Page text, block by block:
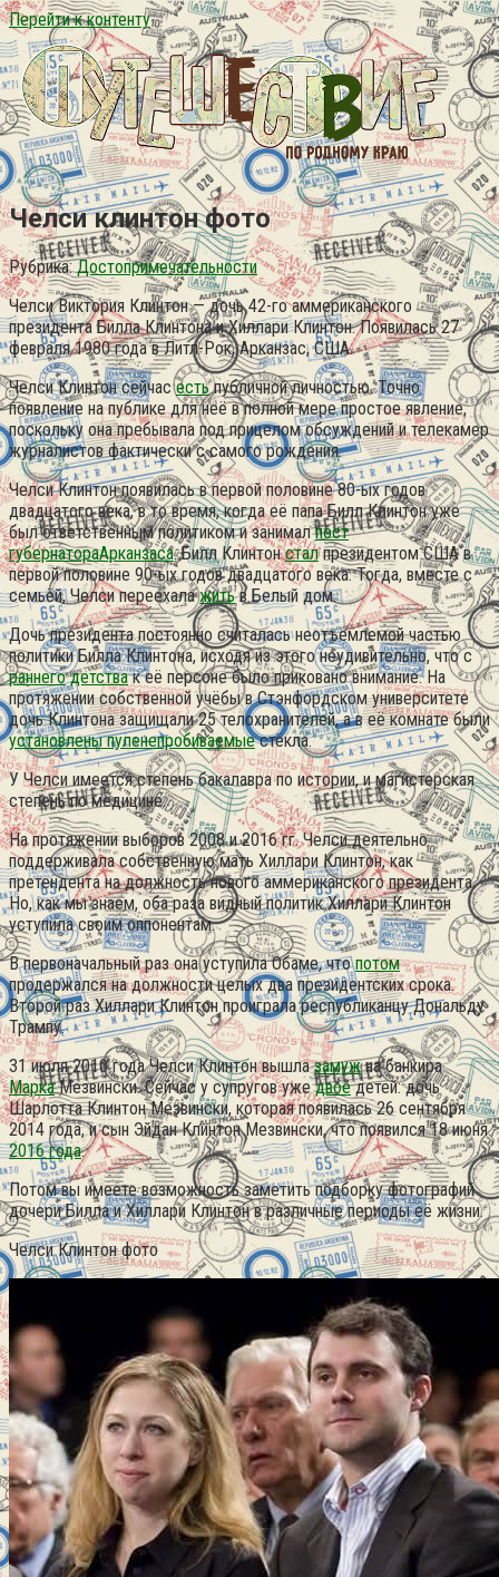
Перейти к контенту
Челси клинтон фото
Рубрика: Достопримечательности
Челси Виктория Клинтон — дочь 42-го аммериканского
президента Билла Клинтона и Хиллари Клинтон. Появилась 27
февраля 1980 года в Литл-Рок, Арканзас, США.
Челси Клинтон сейчасестьпубличной личностью. Точно
появление на публике для неё в полной мере простое явление,
поскольку она пребывала под прицелом обсуждений и телекамер
журналистов фактически с самого рождения.
Челси Клинтон появилась в первой половине 80-ых годов
двадцатого века, в то время, когда её папа Билл Клинтон уже
был ответственным политиком и занималпост
губернатораАрканзаса.Билл Клинтонсталпрезидентом США в
первой половине 90-ых годов двадцатого века. Тогда, вместе с
семьёй, Челси переехалажитьв Белый дом.
Дочь президента постоянно считалась неотъемлемой частью
политики Билла Клинтона, исходя из этого неудивительно, что с
раннего детствак её персоне было приковано внимание. На
протяжении собственной учёбы в Стэнфордском университете
дочь Клинтона защищали 25 телохранителей, а в её комнате были
установлены пуленепробиваемыестёкла.
У Челси имеется степень бакалавра по истории, и магистерская
степень по медицине.
На протяжении выборов 2008 и 2016 гг. Челси деятельно
поддерживала собственную мать Хиллари Клинтон, как
претендента на должность нового аммериканского президента.
Но, как мы знаем, оба раза видный политик Хиллари Клинтон
уступила своим оппонентам.
В первоначальный раз она уступила Обаме, чтопотом
продержался на должности целых два президентских срока.
Второй раз Хиллари Клинтон проиграла республиканцу Дональду
Трампу.
31 июля 2010 года Челси Клинтон вышлазамужна банкира
МаркаМезвински. Сейчас у супругов ужедвоедетей: дочь
Шарлотта Клинтон Мезвински, которая появилась 26 сентября
2014 года, и сын Эйдан Клинтон Мезвински, что появился 18 июня
2016 года.
Потом вы имеете возможность заметить подборку фотографий
дочери Билла и Хиллари Клинтон в различные периоды её жизни.
Челси Клинтон фото